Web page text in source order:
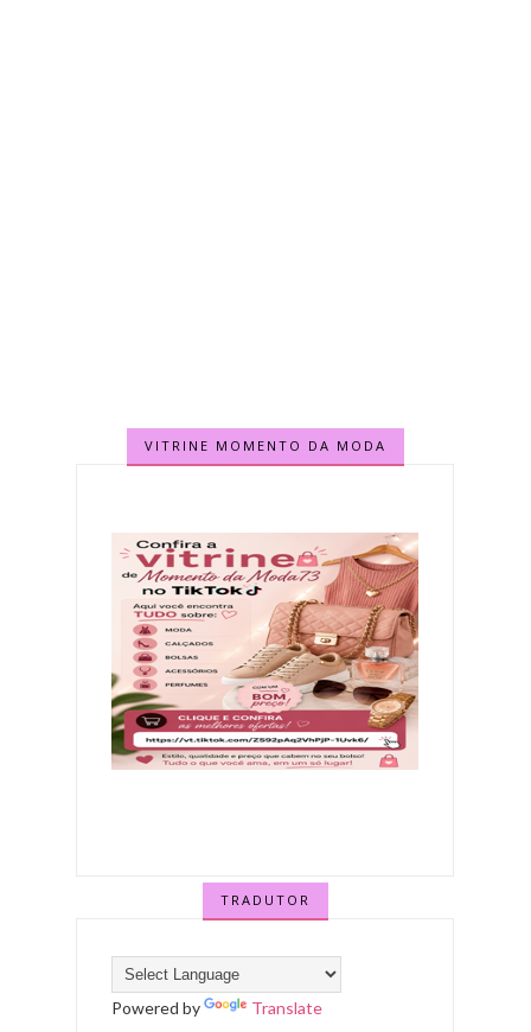
VITRINE MOMENTO DA MODA
TRADUTOR
Powered by Translate